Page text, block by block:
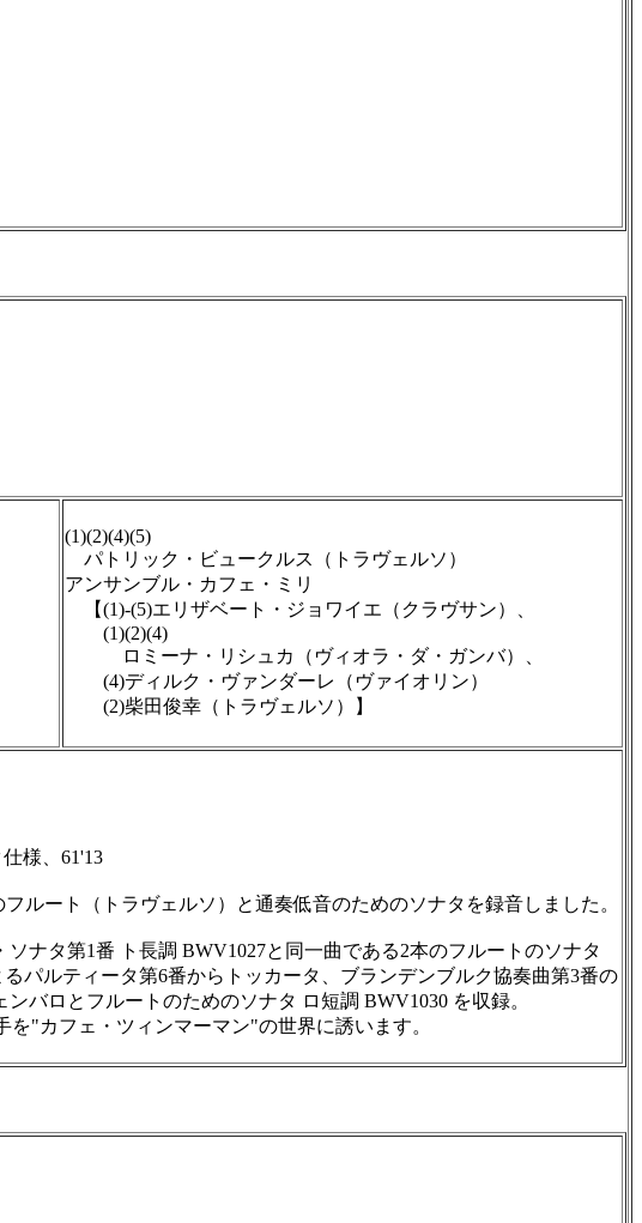
(1)(2)(4)(5)
パトリック・ビュークルス（トラヴェルソ）
アンサンブル・カフェ・ミリ
【(1)-(5)エリザベート・ジョワイエ（クラヴサン）、
(1)(2)(4)
ロミーナ・リシュカ（ヴィオラ・ダ・ガンバ）、
(4)ディルク・ヴァンダーレ（ヴァイオリン）
(2)柴田俊幸（トラヴェルソ）】
様、61'13
ルート（トラヴェルソ）と通奏低音のためのソナタを録音しました。
ナタ第1番 ト長調 BWV1027と同一曲である2本のフルートのソナタ
パルティータ第6番からトッカータ、ブランデンブルク協奏曲第3番の
バロとフルートのためのソナタ ロ短調 BWV1030 を収録。
"カフェ・ツィンマーマン"の世界に誘います。